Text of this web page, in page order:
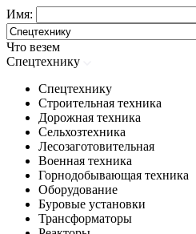
Имя:
Что везем
Спецтехнику
Спецтехнику
Строительная техника
Дорожная техника
Сельхозтехника
Лесозаготовительная
Военная техника
Горнодобывающая техника
Оборудование
Буровые установки
Трансформаторы